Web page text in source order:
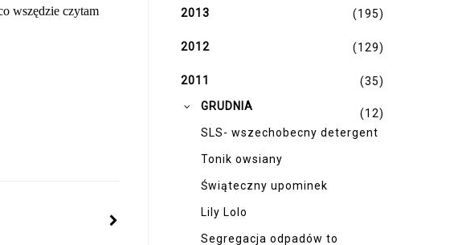
2013 (195)
2012 (129)
2011
(35)
▼
GRUDNIA
(12)
SLS- wszechobecny detergent
Tonik owsiany
Świąteczny upominek
Lily Lolo
Segregacja odpadów to